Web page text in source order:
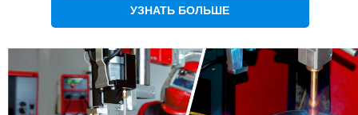
УЗНАТЬ БОЛЬШЕ